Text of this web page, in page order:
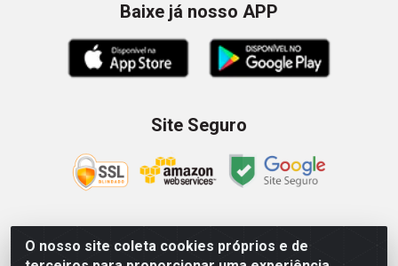
O nosso site coleta cookies próprios e de
Baixe já nosso APP
Site Seguro
Zein Importação e Comércio LTDA - Av. Senador Queiróz, 274